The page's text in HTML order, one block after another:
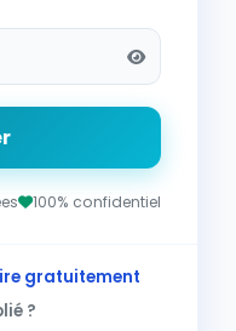
100% confidentiel
gratuitement
?